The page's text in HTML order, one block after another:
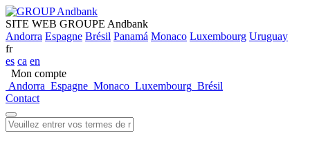
SITE WEB GROUPE Andbank
Andorra Espagne Brésil Panamá Monaco Luxembourg Uruguay
fr
es ca en
Mon compte
Andorra Espagne Monaco Luxembourg Brésil
Contact